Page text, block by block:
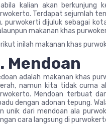
kalian akan berkunjung
Terdapat sejumlah
purwokerti dijuluk sebagai
makanan khas
inilah makanan khas
Mendoan
adalah makanan khas
namun kita tidak cuma
Mendoan terbuat
dengan adonan tepung.
unik dari mendoan ala
cara langsung di